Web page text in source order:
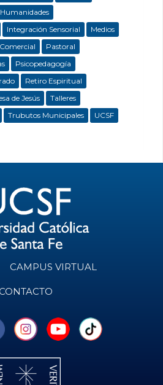
Humanidades
Integración Sensorial
Medios
Pastoral
Psicopedagogía
Retiro Espiritual
de Jesús
Talleres
Trubutos Municipales UCSF
CAMPUS VIRTUAL